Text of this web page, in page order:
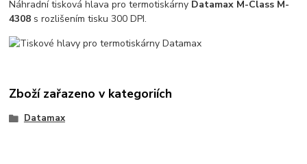
Náhradní tisková hlava pro termotiskárny Datamax M-Class M-
4308 s rozlišením tisku 300 DPI.
Zboží zařazeno v kategoriích
Datamax